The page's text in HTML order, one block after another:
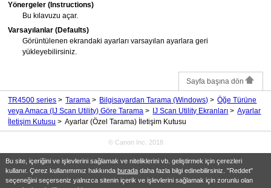
Bu site, içeriğini ve işlevlerini sağlamak ve niteliklerini vb. geliştirmek için çerezleri
kullanır. Çerez kullanımımız hakkında buradadaha fazla bilgi edinebilirsiniz. "Reddet"
seçeneğini seçerseniz yalnızca sitenin içerik ve işlevlerini sağlamak için zorunlu olan
Yönergeler (Instructions)
Bu kılavuzu açar.
Varsayılanlar (Defaults)
Görüntülenen ekrandaki ayarları varsayılan ayarlara geri
yükleyebilirsiniz.
Sayfa başına dön
TR4500 series Tarama Bilgisayardan Tarama (Windows)
Öğe Türüne
veya Amaca (IJ Scan Utility) Göre Tarama
IJ Scan Utility Ekranları
Ayarlar
İletişim Kutusu
Ayarlar (Özel Tarama) İletişim Kutusu
© Canon Inc. 2018